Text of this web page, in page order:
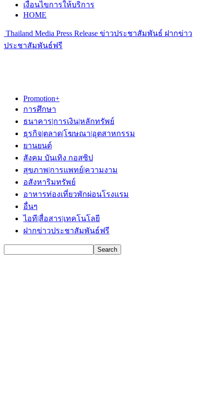
เงื่อนไขการให้บริการ
HOME
Thailand Media Press Release ข่าวประชาสัมพันธ์ ฝากข่าว
ประชาสัมพันธ์ฟรี
Promotion+
การศึกษา
ธนาคาร|การเงิน|หลักทรัพย์
ธุรกิจ|ตลาด|โฆษณา|อุตสาหกรรม
ยานยนต์
สังคม บันเทิง กอสซิป
สุขภาพ|การแพทย์|ความงาม
อสังหาริมทรัพย์
อาหารท่องเที่ยวพักผ่อนโรงแรม
อื่นๆ
ไอที|สื่อสาร|เทคโนโลยี
ฝากข่าวประชาสัมพันธ์ฟรี